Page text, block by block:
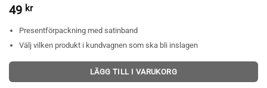
49 kr
Presentförpackning med satinband
Välj vilken produkt i kundvagnen som ska bli inslagen
LÄGG TILL I VARUKORG